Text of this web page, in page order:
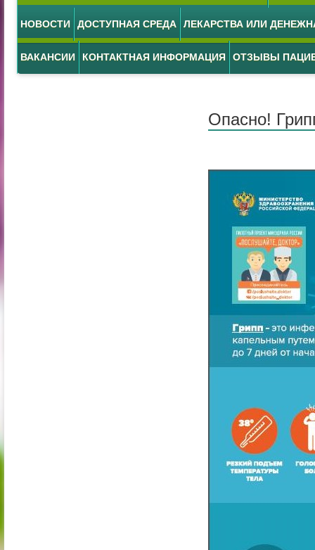
НОВОСТИ ДОСТУПНАЯ СРЕДА ЛЕКАРСТВА ИЛИ
ВАКАНСИИ КОНТАКТНАЯ ИНФОРМАЦИЯ ОТЗЫВЫ
Опасно!